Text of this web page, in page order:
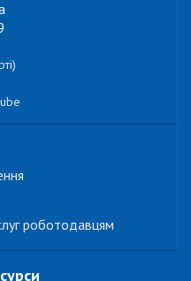
роботодавцям